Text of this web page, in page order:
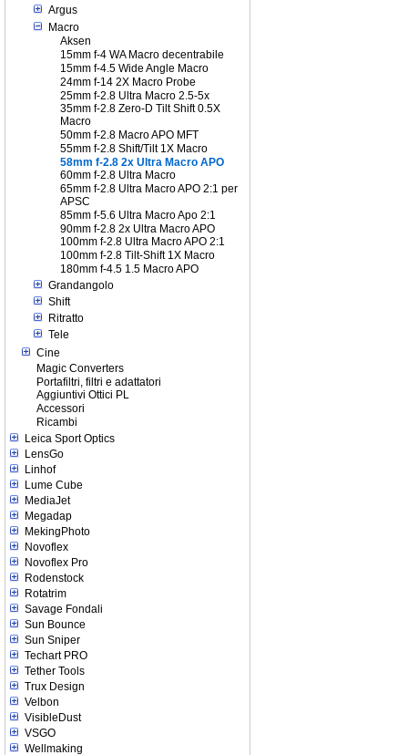
Argus
Macro
Aksen
15mm f-4 WA Macro decentrabile
15mm f-4.5 Wide Angle Macro
24mm f-14 2X Macro Probe
25mm f-2.8 Ultra Macro 2.5-5x
35mm f-2.8 Zero-D Tilt Shift 0.5X
Macro
50mm f-2.8 Macro APO MFT
55mm f-2.8 Shift/Tilt 1X Macro
58mm f-2.8 2x Ultra Macro APO
60mm f-2.8 Ultra Macro
65mm f-2.8 Ultra Macro APO 2:1 per
APSC
85mm f-5.6 Ultra Macro Apo 2:1
90mm f-2.8 2x Ultra Macro APO
100mm f-2.8 Ultra Macro APO 2:1
100mm f-2.8 Tilt-Shift 1X Macro
180mm f-4.5 1.5 Macro APO
Grandangolo
Shift
Ritratto
Tele
Cine
Magic Converters
Portafiltri, filtri e adattatori
Aggiuntivi Ottici PL
Accessori
Ricambi
Leica Sport Optics
LensGo
Linhof
Lume Cube
MediaJet
Megadap
MekingPhoto
Novoflex
Novoflex Pro
Rodenstock
Rotatrim
Savage Fondali
Sun Bounce
Sun Sniper
Techart PRO
Tether Tools
Trux Design
Velbon
VisibleDust
VSGO
Wellmaking